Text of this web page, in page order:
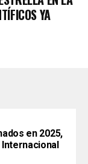
YA
en 2025,